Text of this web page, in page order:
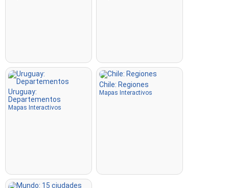
Uruguay:
Departementos
Mapas Interactivos
Chile: Regiones
Mapas Interactivos